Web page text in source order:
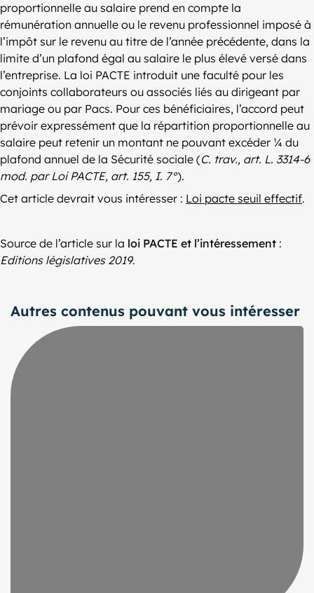
proportionnelle au salaire prend en compte la
rémunération annuelle ou le revenu professionnel imposé à
l’impôt sur le revenu au titre de l’année précédente, dans la
limite d’un plafond égal au salaire le plus élevé versé dans
l’entreprise. La loi PACTE introduit une faculté pour les
conjoints collaborateurs ou associés liés au dirigeant par
mariage ou par Pacs. Pour ces bénéficiaires, l’accord peut
prévoir expressément que la répartition proportionnelle au
salaire peut retenir un montant ne pouvant excéder ¼ du
plafond annuel de la Sécurité sociale (C. trav., art. L. 3314-6
mod. par Loi PACTE, art. 155, I. 7°).
Cet article devrait vous intéresser : Loi pacte seuil effectif.
Source de l’article sur la loi PACTE et l’intéressement :
Editions législatives 2019.
Autres contenus pouvant vous intéresser